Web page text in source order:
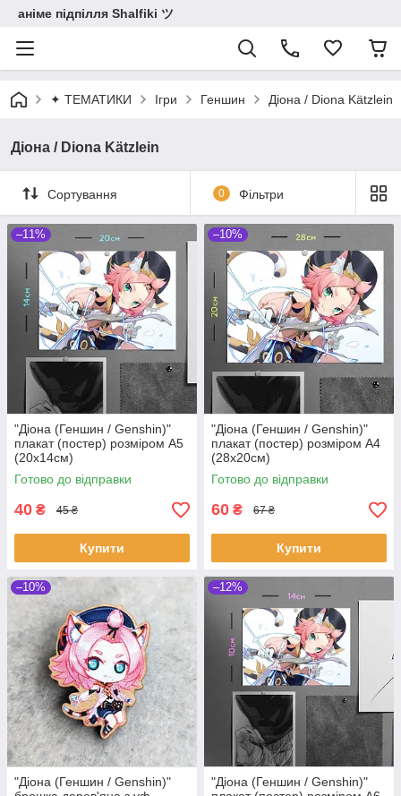
аніме підпілля Shalfiki ツ
✦ ТЕМАТИКИ Ігри Геншин Діона / Diona Kätzlein
Діона / Diona Kätzlein
Сортування 0 Фільтри
–11%
"Діона (Геншин / Genshin)"
плакат (постер) розміром А5
(20х14см)
Готово до відправки
40 ₴ 45 ₴
Купити
–10%
"Діона (Геншин / Genshin)"
плакат (постер) розміром А4
(28х20см)
Готово до відправки
60 ₴ 67 ₴
Купити
–10%
"Діона (Геншин / Genshin)"
–12%
"Діона (Геншин / Genshin)"